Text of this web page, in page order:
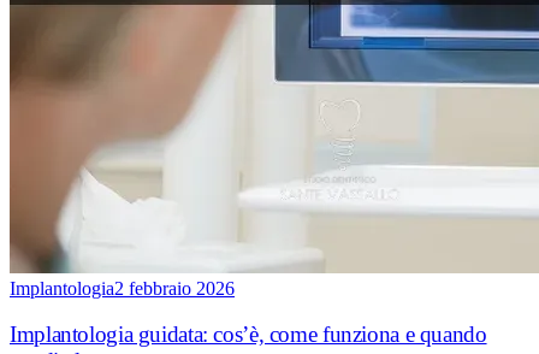
Implantologia2 febbraio 2026
Implantologia guidata: cos’è, come funziona e quando